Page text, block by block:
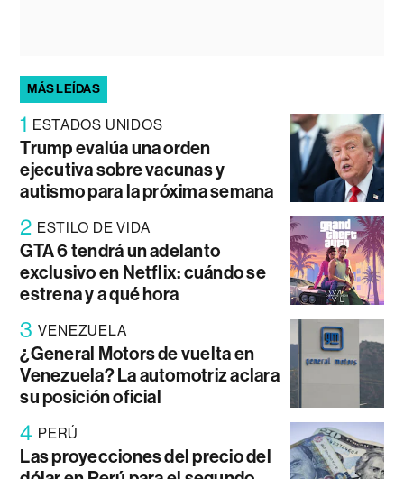
MÁS LEÍDAS
1 ESTADOS UNIDOS
Trump evalúa una orden
ejecutiva sobre vacunas y
autismo para la próxima semana
2 ESTILO DE VIDA
GTA 6 tendrá un adelanto
exclusivo en Netflix: cuándo se
estrena y a qué hora
3 VENEZUELA
¿General Motors de vuelta en
Venezuela? La automotriz aclara
su posición oficial
4 PERÚ
Las proyecciones del precio del